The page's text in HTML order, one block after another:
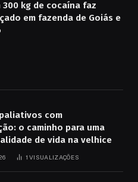
300 kg de cocaína faz
em fazenda de Goiás e
com
o caminho para uma
de vida na velhice
1VISUALIZAÇÕES